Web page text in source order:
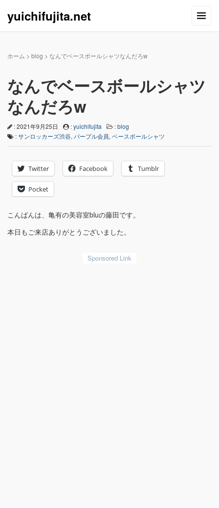
yuichifujita.net
ホーム > blog > なんでベースボールシャツなんだろw
なんでベースボールシャツ
なんだろw
: 2021年9月25日 :yuichifujita :blog
:サンロッカーズ渋谷, パープル会員, ベースボールシャツ
Twitter Facebook Tumblr
Pocket
こんばんは、亀有の美容室bluの藤田です。
本日もご来店ありがとうございました。